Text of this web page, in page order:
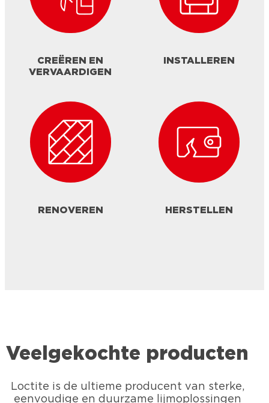
CREËREN EN
VERVAARDIGEN
INSTALLEREN
RENOVEREN HERSTELLEN
Veelgekochte producten
Loctite is de ultieme producent van sterke,
eenvoudige en duurzame lijmoplossingen